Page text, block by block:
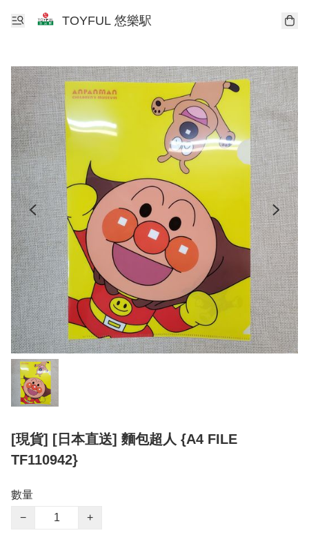
TOYFUL 悠樂駅
[現貨] [日本直送] 麵包超人 {A4 FILE
TF110942}
數量
−
+